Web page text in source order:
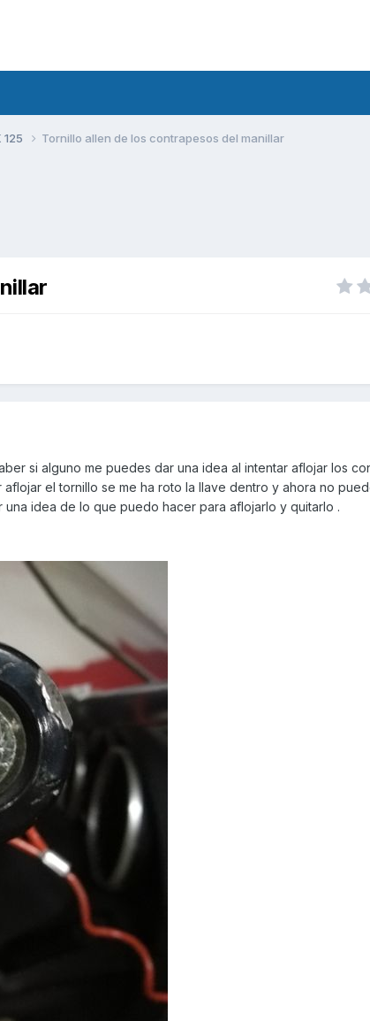
125 Tornillo allen de los contrapesos del manillar
si alguno me puedes dar una idea al intentar aflojar los
el tornillo se me ha roto la llave dentro y ahora no
idea de lo que puedo hacer para aflojarlo y quitarlo .